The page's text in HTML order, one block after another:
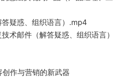
答疑惑、组织语言）.mp4
术邮件（解答疑惑、组织语言）
作与营销的新武器